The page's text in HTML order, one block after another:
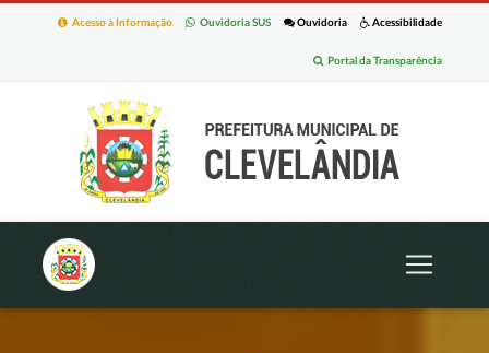
Acessibilidade
Ouvidoria
Ouvidoria SUS
Acesso à Informação
Portal da Transparência